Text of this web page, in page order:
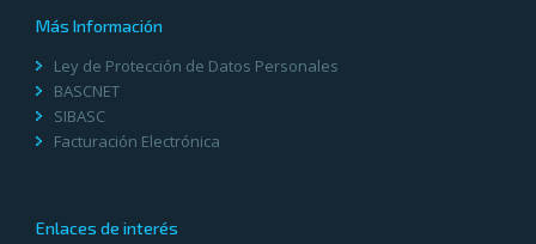
Más Información
Ley de Protección de Datos Personales
BASCNET
SIBASC
Facturación Electrónica
Enlaces de interés